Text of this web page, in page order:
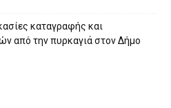
καταγραφής και
από την πυρκαγιά στον Δήμο